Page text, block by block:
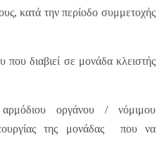
κατά την περίοδο συμμετοχής
διαβιεί σε μονάδα κλειστής
οργάνου / νόμιμου
της μονάδας που να